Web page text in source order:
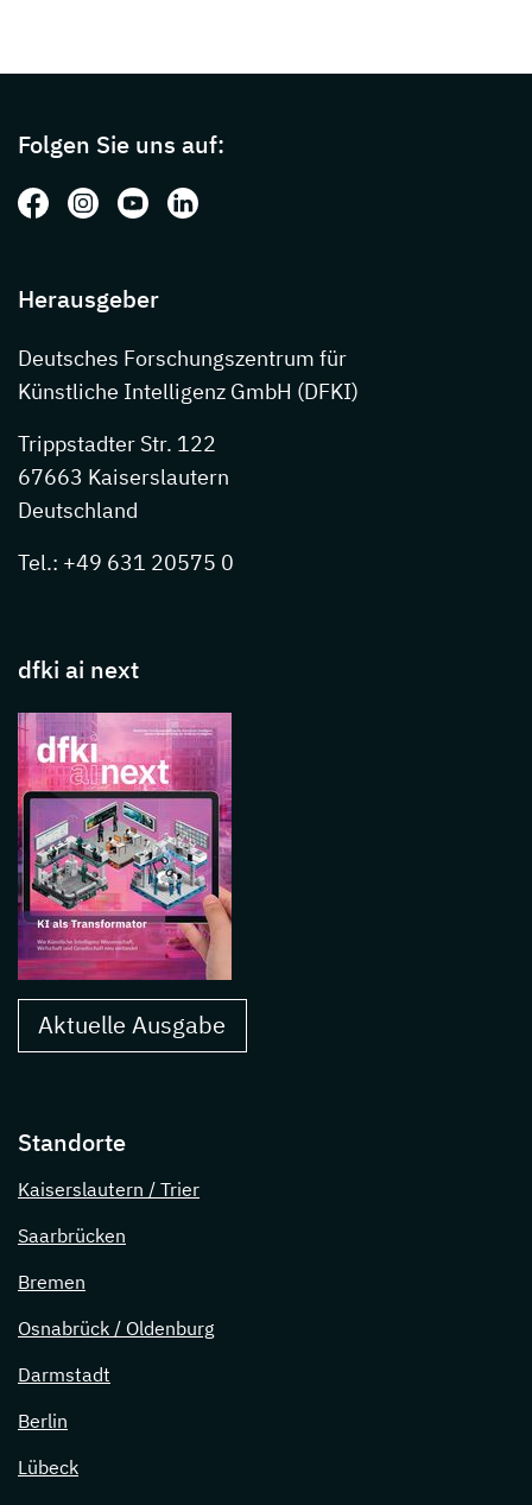
Folgen Sie uns auf:
Folgen Sie uns auf: Facebook
Folgen Sie uns auf: Instagram
Folgen Sie uns auf: Youtube
Folgen Sie uns auf: LinkedIn
Herausgeber
Deutsches Forschungszentrum für
Künstliche Intelligenz GmbH (DFKI)
Trippstadter Str. 122
67663 Kaiserslautern
Deutschland
Tel.: +49 631 20575 0
dfki ai next
Aktuelle Ausgabe
Standorte
Kaiserslautern / Trier
Saarbrücken
Bremen
Osnabrück / Oldenburg
Darmstadt
Berlin
Lübeck